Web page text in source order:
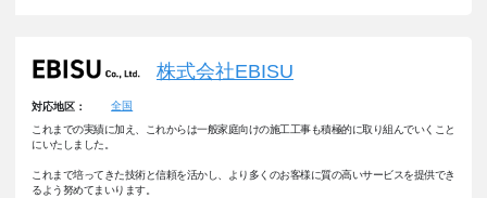
株式会社EBISU
これまでの実績に加え、これからは一般家庭向けの施工工事も積極的に取り組んでいくこと
にいたしました。
これまで培ってきた技術と信頼を活かし、より多くのお客様に質の高いサービスを提供でき
るよう努めてまいります。
対応地区： 全国